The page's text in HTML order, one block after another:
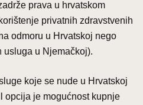
prava u hrvatskom
privatnih zdravstvenih
odmoru u Hrvatskoj nego
usluga u Njemačkoj).
koje se nude u Hrvatskoj
opcija je mogućnost kupnje